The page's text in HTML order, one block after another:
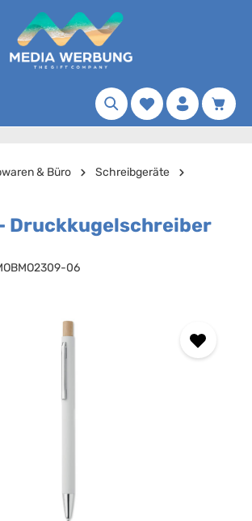
Merkzettel
& Büro
Schreibgeräte
Druckkugelschreiber
06